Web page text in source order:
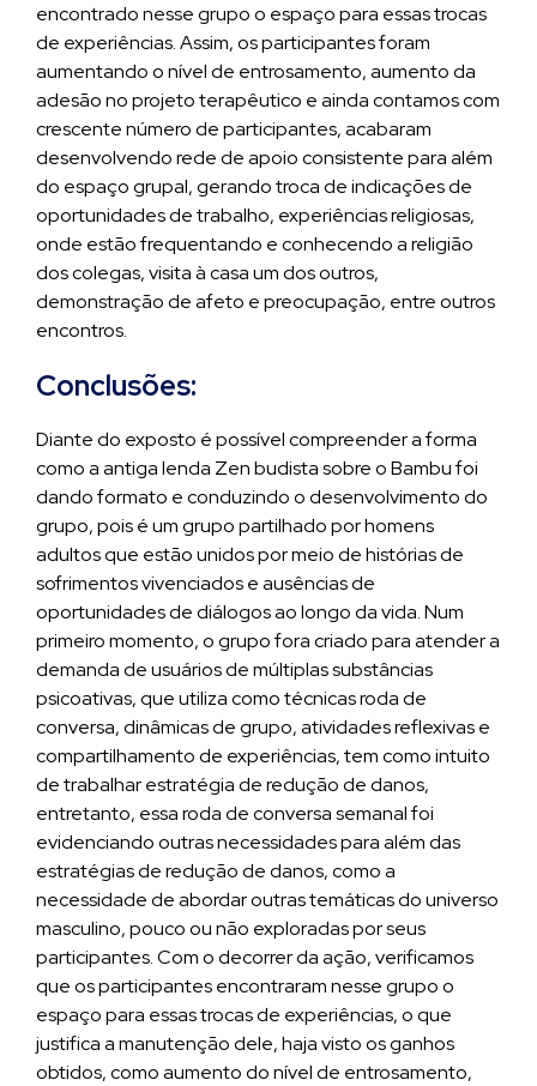
encontrado nesse grupo o espaço para essas trocas
de experiências. Assim, os participantes foram
aumentando o nível de entrosamento, aumento da
adesão no projeto terapêutico e ainda contamos com
crescente número de participantes, acabaram
desenvolvendo rede de apoio consistente para além
do espaço grupal, gerando troca de indicações de
oportunidades de trabalho, experiências religiosas,
onde estão frequentando e conhecendo a religião
dos colegas, visita à casa um dos outros,
demonstração de afeto e preocupação, entre outros
encontros.
Conclusões:
Diante do exposto é possível compreender a forma
como a antiga lenda Zen budista sobre o Bambu foi
dando formato e conduzindo o desenvolvimento do
grupo, pois é um grupo partilhado por homens
adultos que estão unidos por meio de histórias de
sofrimentos vivenciados e ausências de
oportunidades de diálogos ao longo da vida. Num
primeiro momento, o grupo fora criado para atender a
demanda de usuários de múltiplas substâncias
psicoativas, que utiliza como técnicas roda de
conversa, dinâmicas de grupo, atividades reflexivas e
compartilhamento de experiências, tem como intuito
de trabalhar estratégia de redução de danos,
entretanto, essa roda de conversa semanal foi
evidenciando outras necessidades para além das
estratégias de redução de danos, como a
necessidade de abordar outras temáticas do universo
masculino, pouco ou não exploradas por seus
participantes. Com o decorrer da ação, verificamos
que os participantes encontraram nesse grupo o
espaço para essas trocas de experiências, o que
justifica a manutenção dele, haja visto os ganhos
obtidos, como aumento do nível de entrosamento,